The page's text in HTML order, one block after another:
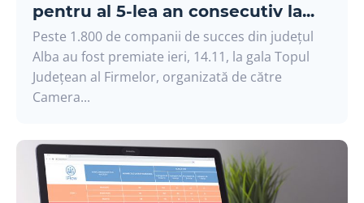
pentru al 5-lea an consecutiv la...
Peste 1.800 de companii de succes din județul
Alba au fost premiate ieri, 14.11, la gala Topul
Județean al Firmelor, organizată de către
Camera...